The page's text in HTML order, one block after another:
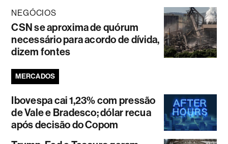
NEGÓCIOS
CSN se aproxima de quórum
necessário para acordo de dívida,
dizem fontes
MERCADOS
Ibovespa cai 1,23% com pressão
de Vale e Bradesco; dólar recua
após decisão do Copom